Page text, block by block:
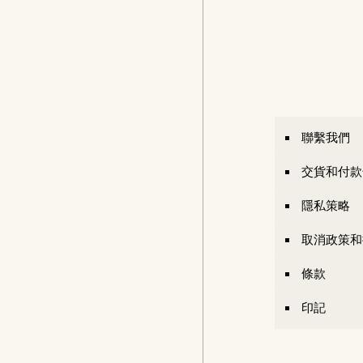
聯繫我們
交貨和付
隱私策略
取消政策
條款
印記